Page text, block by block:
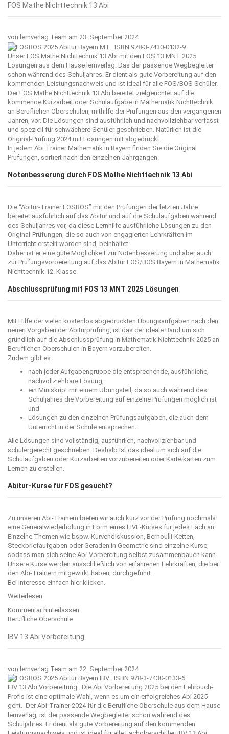
FOS Mathe Nichttechnik 13 Abi
von lernverlag Team am 23. September 2024
Unser FOS Mathe Nichttechnik 13 Abi mit den FOS 13 MNT 2025
Lösungen aus dem Hause lernverlag . Das der passende Wegbegleiter
schon während des Schuljahres. Er dient als gute Vorbereitung auf den
kommenden Leistungsnachweis und ist ideal für alle FOS/BOS Schüler.
Der FOS Mathe Nichttechnik 13 Abi bereitet zielgerichtet auf die
kommende Kurzarbeit oder Schulaufgabe in Mathematik Nichttechnik
an Beruflichen Oberschulen, mithilfe der Prüfungen aus den vergangenen
Jahren, vor. Die Lösungen sind ausführlich und nachvollziehbar verfasst
und speziell für schwächere Schüler geschrieben. Natürlich ist die
Original-Prüfung 2024 mit Lösungen mit abgedruckt.
In jedem Abi Trainer Mathematik in Bayern finden Sie die Original
Prüfungen, sortiert nach den einzelnen Jahrgängen.
Notenbesserung durch FOS Mathe Nichttechnik 13 Abi
Die “Abitur-Trainer FOSBOS” mit den Prüfungen der letzten Jahre
bereitet ausführlich auf das Abitur und auf die Schulaufgaben während
des Schuljahres vor, da diese Lernhilfe ausführliche Lösungen zu den
Original-Prüfungen, die so auch von engagierten Lehrkräften im
Unterricht erstellt worden sind, beinhaltet.
Daher ist er eine gute Möglichkeit zur Notenbesserung und aber auch
zur Prüfungsvorbereitung auf das Abitur FOS/BOS Bayern in Mathematik
Nichttechnik 12. Klasse.
Abschlussprüfung mit FOS 13 MNT 2025 Lösungen
Mit Hilfe der vielen kostenlos abgedruckten Übungsaufgaben nach den
neuen Vorgaben der Abiturprüfung, ist das der ideale Band um sich
gründlich auf die Abschlussprüfung in Mathematik Nichttechnik 2025 an
Beruflichen Oberschulen in Bayern vorzubereiten.
Zudem gibt es
nach jeder Aufgabengruppe die entsprechende, ausführliche,
nachvollziehbare Lösung,
ein Miniskript mit einem Übungsteil, da so auch während des
Schuljahres die Vorbereitung auf einzelne Prüfungen möglich ist
und
Lösungen zu den einzelnen Prüfungsaufgaben, die auch dem
Unterricht in der Schule entsprechen.
Alle Lösungen sind vollständig, ausführlich, nachvollziehbar und
schülergerecht geschrieben. Deshalb ist das ideal um sich auf die
Schulaufgaben oder Kurzarbeiten vorzubereiten oder Karteikarten zum
Lernen zu erstellen.
Abitur-Kurse für FOS gesucht?
Zu unseren Abi-Trainern bieten wir auch kurz vor der Prüfung nochmals
eine Generalwiederholung in Form eines LIVE-Kurses für jedes Fach an.
Einzelne Themen wie bspw. Kurvendiskussion, Bernoulli-Ketten,
Steckbriefaufgaben oder Geraden in Geometrie sind einzelne Kurse,
sodass man sich seine Abi-Vorbereitung selbst zusammenbauen kann.
Unsere Kurse werden ausschließlich von erfahrenen Lehrkräften, die bei
den Abi-Trainern mitgewirkt haben, durchgeführt.
Bei Interesse einfach hier klicken.
Weiterlesen
Kommentar hinterlassen
Berufliche Oberschule
IBV 13 Abi Vorbereitung
von lernverlag Team am 22. September 2024
IBV 13 Abi Vorbereitung . Die Abi Vorbereitung 2025 bei den Lehrbuch-
Profis ist eine optimale Wahl, wenn es um ein erfolgreiches Abi 2025
geht. Der Abi-Trainer 2024 für die Berufliche Oberschule aus dem Hause
lernverlag, ist der passende Wegbegleiter schon während des
Schuljahres. Er dient als gute Vorbereitung auf den kommenden